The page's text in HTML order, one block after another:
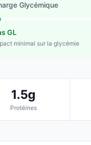
Glycémique
GL
minimal sur la glycémie
1.5g
Protéines